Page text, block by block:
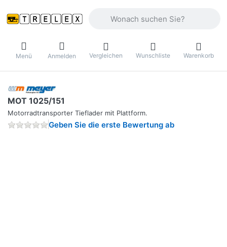
Menü Anmelden Vergleichen Wunschliste Warenkorb
MOT 1025/151
Motorradtransporter Tieflader mit Plattform.
Geben Sie die erste Bewertung ab